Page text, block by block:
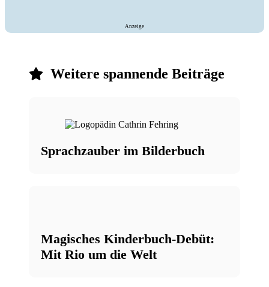
Anzeige
Weitere spannende Beiträge
Sprachzauber im Bilderbuch
Magisches Kinderbuch-Debüt:
Mit Rio um die Welt